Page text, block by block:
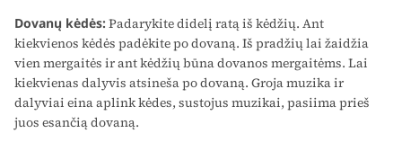
Dovanų kėdės:Padarykite didelį ratą iš kėdžių. Ant
kiekvienos kėdės padėkite po dovaną. Iš pradžių lai žaidžia
vien mergaitės ir ant kėdžių būna dovanos mergaitėms. Lai
kiekvienas dalyvis atsineša po dovaną. Groja muzika ir
dalyviai eina aplink kėdes, sustojus muzikai, pasiima prieš
juos esančią dovaną.